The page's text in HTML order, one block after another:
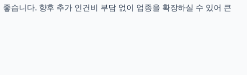
습니다. 향후 추가 인건비 부담 없이 업종을 확장하실 수 있어 큰